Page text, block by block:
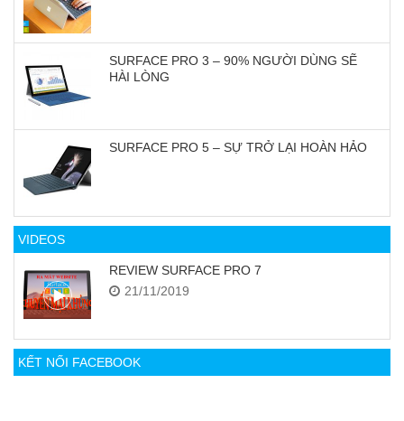
SURFACE PRO 3 – 90% NGƯỜI DÙNG SẼ
HÀI LÒNG
SURFACE PRO 5 – SỰ TRỞ LẠI HOÀN HẢO
VIDEOS
REVIEW SURFACE PRO 7
21/11/2019
KẾT NỐI FACEBOOK